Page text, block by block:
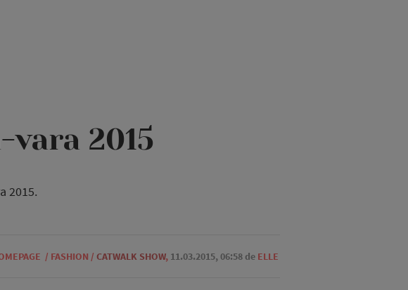
2015
2015.
/ FASHION / CATWALK SHOW, 11.03.2015, 06:58 de ELLE